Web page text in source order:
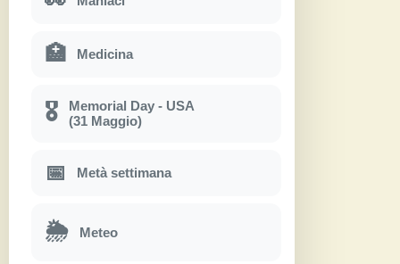
🏥 Medicina
🎖
Memorial Day - USA
(31 Maggio)
📅 Metà settimana
🌦 Meteo